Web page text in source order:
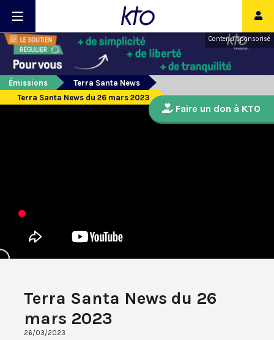
Contenu sponsorisé
Émissions
Terra Santa News
Terra Santa News du 26 mars 2023
Terra Santa News du 26
mars 2023
26/03/2023
Faire un don à KTO